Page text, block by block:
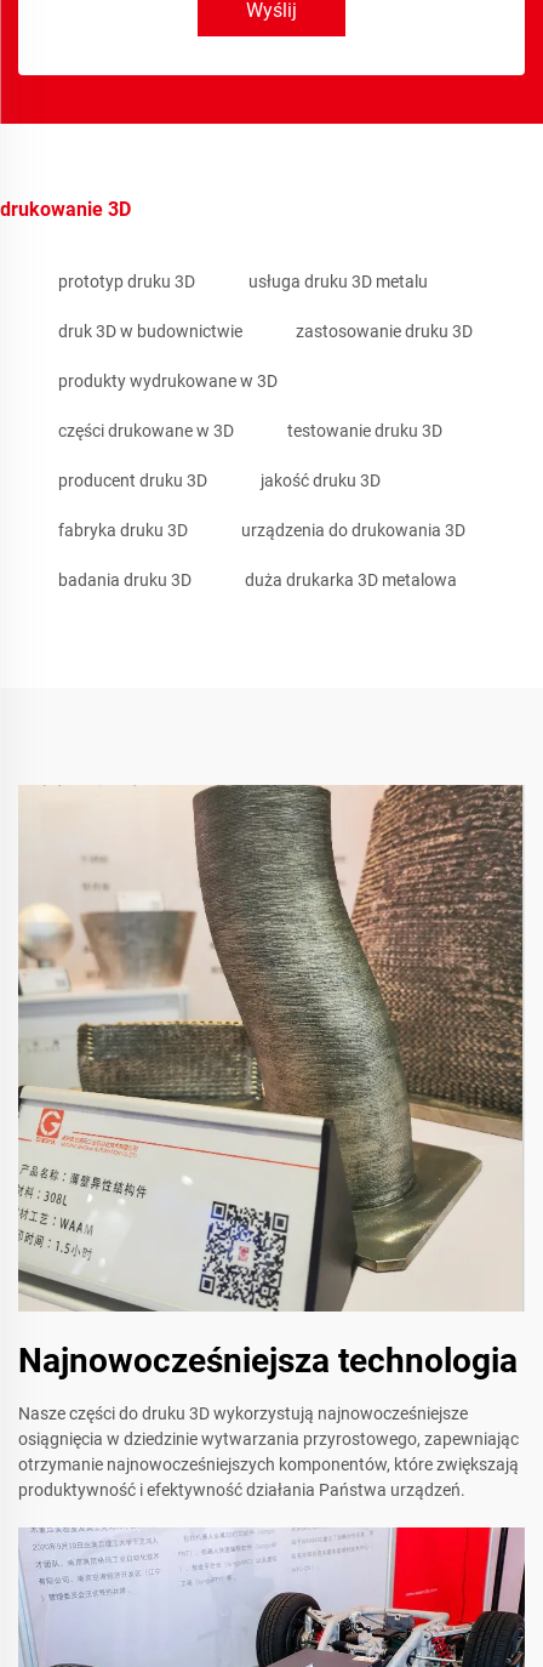
Wyślij
drukowanie 3D
prototyp druku 3D usługa druku 3D metalu
druk 3D w budownictwie zastosowanie druku 3D
produkty wydrukowane w 3D
części drukowane w 3D testowanie druku 3D
producent druku 3D jakość druku 3D
fabryka druku 3D urządzenia do drukowania 3D
badania druku 3D duża drukarka 3D metalowa
Najnowocześniejsza technologia
Nasze części do druku 3D wykorzystują najnowocześniejsze
osiągnięcia w dziedzinie wytwarzania przyrostowego, zapewniając
otrzymanie najnowocześniejszych komponentów, które zwiększają
produktywność i efektywność działania Państwa urządzeń.